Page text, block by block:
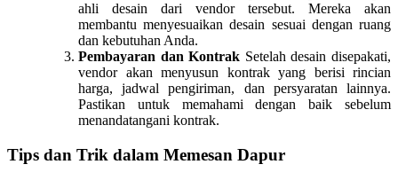
ahli desain dari vendor tersebut. Mereka akan
membantu menyesuaikan desain sesuai dengan ruang
dan kebutuhan Anda.
Pembayaran dan Kontrak Setelah desain disepakati,
vendor akan menyusun kontrak yang berisi rincian
harga, jadwal pengiriman, dan persyaratan lainnya.
Pastikan untuk memahami dengan baik sebelum
menandatangani kontrak.
Tips dan Trik dalam Memesan Dapur